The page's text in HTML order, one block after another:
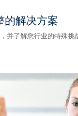
的解决方案
并了解您行业的特殊